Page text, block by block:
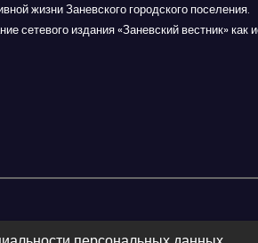
жизни Заневского городского поселения.
издания «Заневский вестник» как